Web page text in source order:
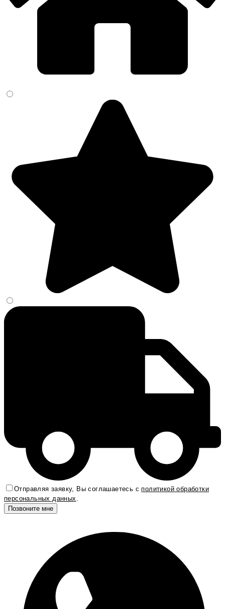
Отправляя заявку, Вы соглашаетесь сполитикой обработки
персональных данных.